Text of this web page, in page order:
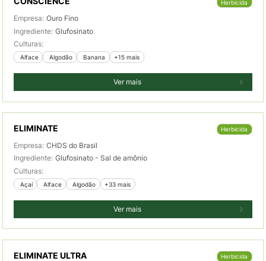
Herbicida
Empresa: Ouro Fino
Ingrediente: Glufosinato
Culturas:
Alface Algodão Banana +15 mais
Ver mais
ELIMINATE Herbicida
Empresa: CHDS do Brasil
Ingrediente: Glufosinato - Sal de amônio
Culturas:
Açaí Alface Algodão +33 mais
Ver mais
ELIMINATE ULTRA Herbicida